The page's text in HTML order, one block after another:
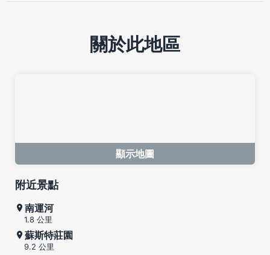
關於此地區
顯示地圖
附近景點
南運河
1.8 公里
蘇斯特莊園
9.2 公里